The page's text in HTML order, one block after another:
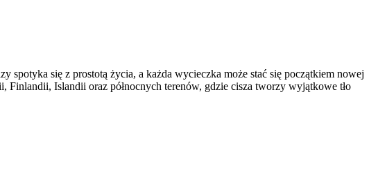
się z prostotą życia, a każda wycieczka może stać się początkiem nowej
Finlandii, Islandii oraz północnych terenów, gdzie cisza tworzy wyjątkowe tło